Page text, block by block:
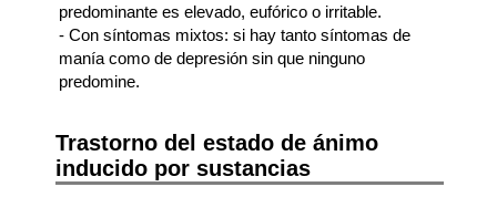
predominante es elevado, eufórico o irritable.
- Con síntomas mixtos: si hay tanto síntomas de
manía como de depresión sin que ninguno
predomine.
Trastorno del estado de ánimo
inducido por sustancias